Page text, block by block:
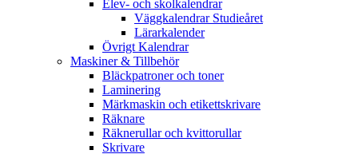
Elev- och skolkalendrar
Väggkalendrar Studieåret
Lärarkalender
Övrigt Kalendrar
Maskiner & Tillbehör
Bläckpatroner och toner
Laminering
Märkmaskin och etikettskrivare
Räknare
Räknerullar och kvittorullar
Skrivare